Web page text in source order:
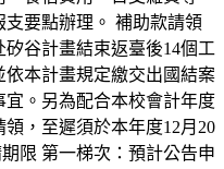
要點辦理。 補助款請領
谷計畫結束返臺後14個工
本計畫規定繳交出國結案
。另為配合本校會計年度
，至遲須於本年度12月20
限 第一梯次：預計公告申